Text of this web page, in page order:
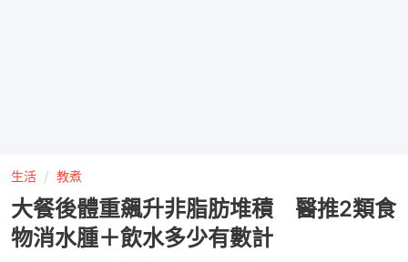
生活 教煮
大餐後體重飆升非脂肪堆積 醫推2類食
物消水腫＋飲水多少有數計